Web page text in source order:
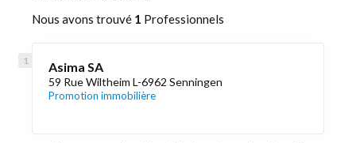
Nous avons trouvé 1 Professionnels
Asima SA
59 Rue Wiltheim L-6962 Senningen
Promotion immobilière